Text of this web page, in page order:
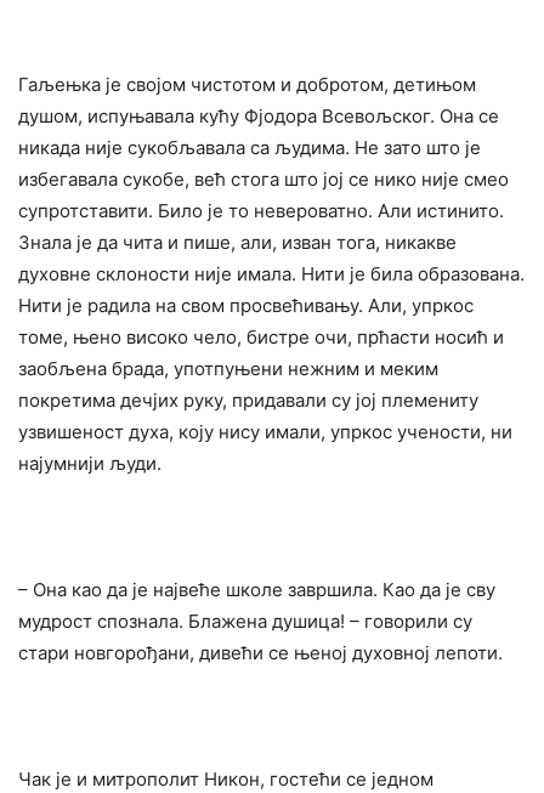
Гаљењка је својом чистотом и добротом, детињом
душом, испуњавала кућу Фјодора Всевољског. Она се
никада није сукобљавала са људима. Не зато што је
избегавала сукобе, већ стога што јој се нико није смео
супротставити. Било је то невероватно. Али истинито.
Знала је да чита и пише, али, изван тога, никакве
духовне склоности није имала. Нити је била образована.
Нити је радила на свом просвећивању. Али, упркос
томе, њено високо чело, бистре очи, прћасти носић и
заобљена брада, употпуњени нежним и меким
покретима дечјих руку, придавали су јој племениту
узвишеност духа, коју нису имали, упркос учености, ни
најумнији људи.
– Она као да је највеће школе завршила. Као да је сву
мудрост спознала. Блажена душица! – говорили су
стари новгорођани, дивећи се њеној духовној лепоти.
Чак је и митрополит Никон, гостећи се једном